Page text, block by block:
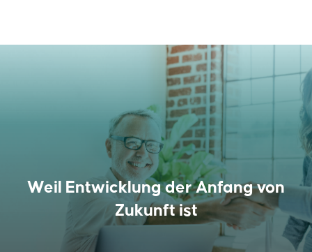
Weil Entwicklung der Anfang von
Zukunft ist